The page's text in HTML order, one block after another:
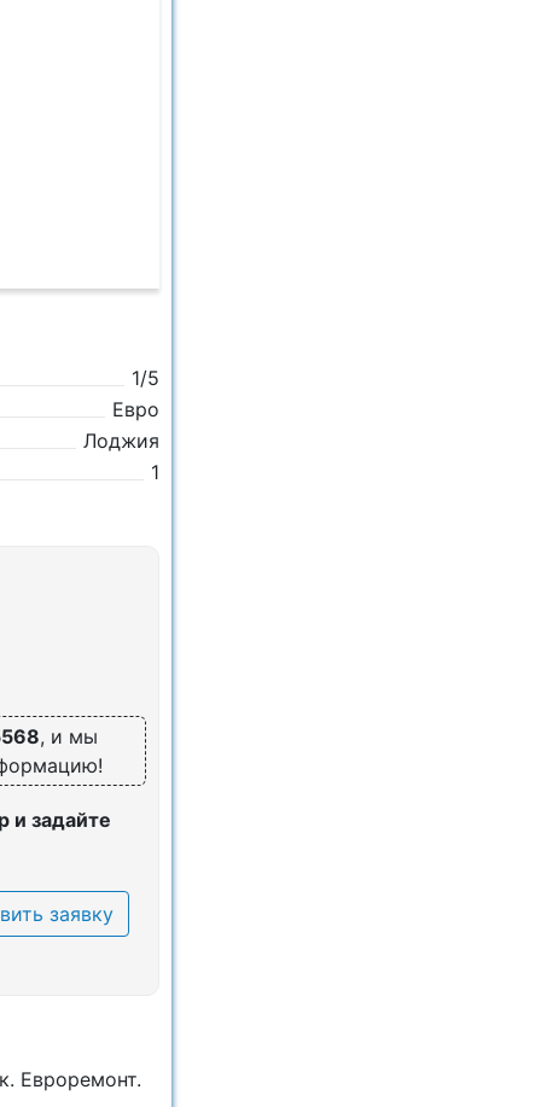
1/5
Евро
Лоджия
1
, и мы
и задайте
заявку
Евроремонт.